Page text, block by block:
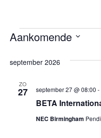
Aankomende
datum.
september 2026
ZO
27
BETA
september 27 @ 08:00 -
NEC Birmingham